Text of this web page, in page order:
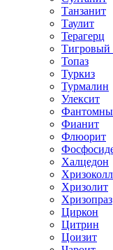
Танзанит
Таулит
Терагерц
Тигровый
Топаз
Туркиз
Турмалин
Улексит
Фианит
Флюорит
Халцедон
Хризолит
Хризопраз
Циркон
Цитрин
Цоизит